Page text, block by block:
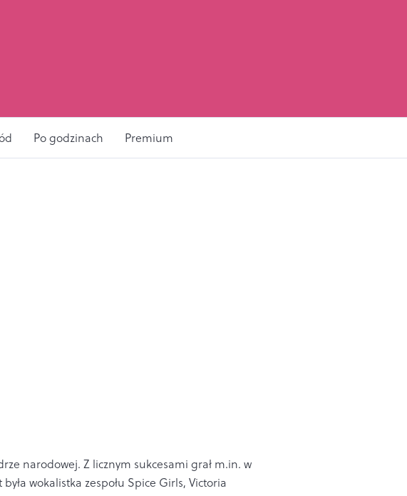
Po godzinach Premium
narodowej. Z licznym sukcesami grał m.in. w
wokalistka zespołu Spice Girls, Victoria